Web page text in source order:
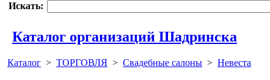
Искать:
Каталог организаций Шадринска
Каталог > ТОРГОВЛЯ > Свадебные салоны > Невеста